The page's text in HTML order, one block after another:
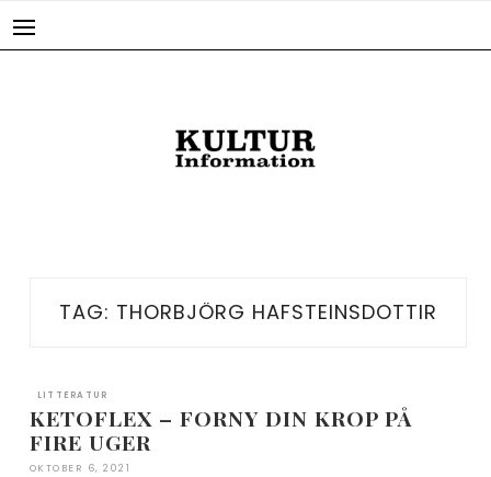
TAG: THORBJÖRG HAFSTEINSDOTTIR
LITTERATUR
KETOFLEX – FORNY DIN KROP PÅ
FIRE UGER
OKTOBER 6, 2021